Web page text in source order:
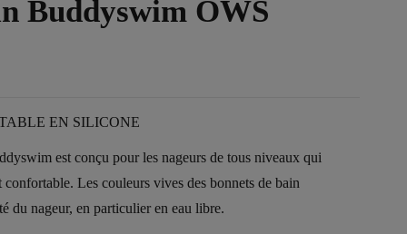
Buddyswim OWS
EN SILICONE
est conçu pour les nageurs de tous niveaux qui
Les couleurs vives des bonnets de bain
du nageur, en particulier en eau libre.